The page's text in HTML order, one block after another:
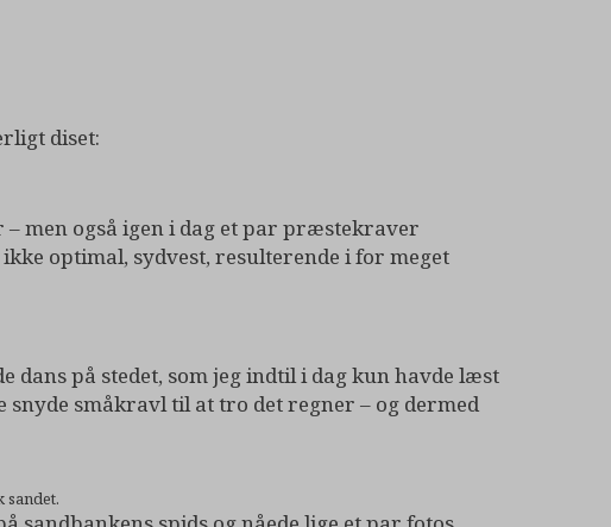
diset:
men også igen i dag et par præstekraver
optimal, sydvest, resulterende i for meget
dans på stedet, som jeg indtil i dag kun havde læst
småkravl til at tro det regner – og dermed